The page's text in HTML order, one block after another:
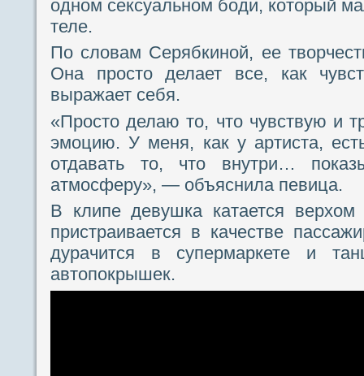
одном сексуальном боди, который
теле.
По словам Серябкиной, ее
Она просто делает все, как
выражает себя.
«Просто делаю то, что чувствую и
эмоцию. У меня, как у артиста,
отдавать то, что внутри…
атмосферу», — объяснила певица.
В клипе девушка катается
пристраивается в качестве
дурачится в супермаркете и
автопокрышек.